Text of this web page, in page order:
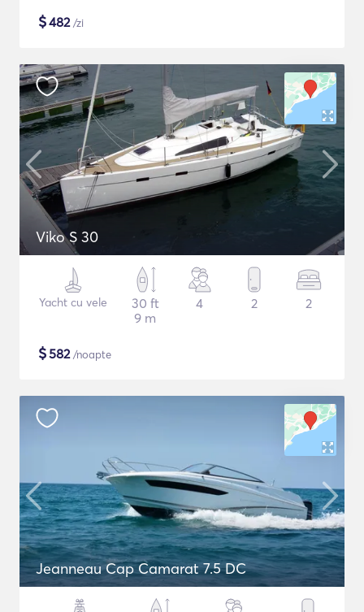
$482/zi
Viko S 30
Yacht cu vele
30 ft
9 m
4 2 2
$582/noapte
Jeanneau Cap Camarat 7.5 DC